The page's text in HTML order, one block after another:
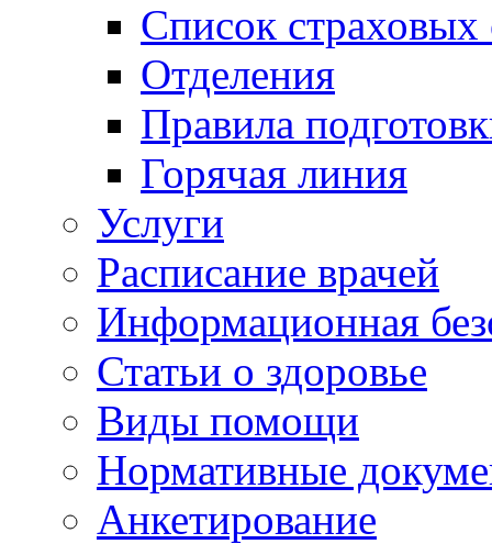
Список страховых
Отделения
Правила
Горячая линия
Услуги
Расписание врачей
Информационная
Статьи о здоровье
Виды помощи
Нормативные
Анкетирование